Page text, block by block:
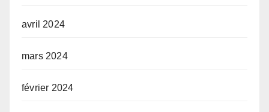
avril 2024
mars 2024
février 2024